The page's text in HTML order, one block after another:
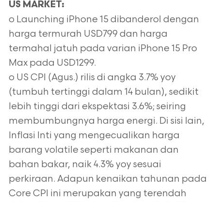
US MARKET:
o Launching iPhone 15 dibanderol dengan
harga termurah USD799 dan harga
termahal jatuh pada varian iPhone 15 Pro
Max pada USD1299.
o US CPI (Agus.) rilis di angka 3.7% yoy
(tumbuh tertinggi dalam 14 bulan), sedikit
lebih tinggi dari ekspektasi 3.6%; seiring
membumbungnya harga energi. Di sisi lain,
Inflasi Inti yang mengecualikan harga
barang volatile seperti makanan dan
bahan bakar, naik 4.3% yoy sesuai
perkiraan. Adapun kenaikan tahunan pada
Core CPI ini merupakan yang terendah